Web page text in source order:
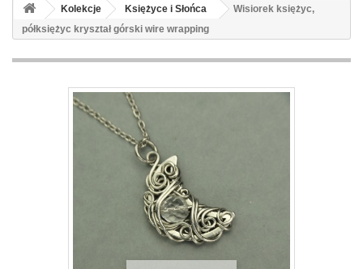
Kolekcje Księżyce i Słońca
Wisiorek księżyc,
półksiężyc kryształ górski wire wrapping